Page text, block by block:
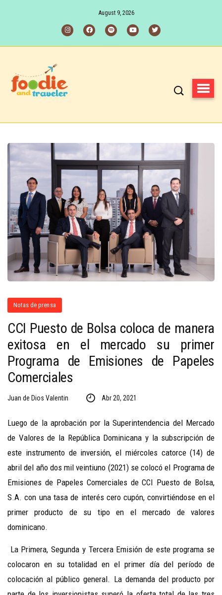
August 9, 2026
Notas de prensa
CCI Puesto de Bolsa coloca de manera
exitosa en el mercado su primer
Programa de Emisiones de Papeles
Comerciales
Juan de Dios Valentin Abr 20, 2021
Luego de la aprobación por la Superintendencia del Mercado
de Valores de la República Dominicana y la subscripción de
este instrumento de inversión, el miércoles catorce (14) de
abril del año dos mil veintiuno (2021) se colocó el Programa de
Emisiones de Papeles Comerciales de CCI Puesto de Bolsa,
S.A. con una tasa de interés cero cupón, convirtiéndose en el
primer producto de su tipo en el mercado de valores
dominicano.
La Primera, Segunda y Tercera Emisión de este programa se
colocaron en su totalidad en el primer día del período de
colocación al público general. La demanda del producto por